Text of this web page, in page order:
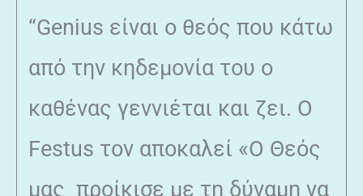
“Genius είναι ο θεός που κάτω
από την κηδεμονία του ο
καθένας γεννιέται και ζει. Ο
Festus τον αποκαλεί «Ο Θεός
μας προίκισε με τη δύναμη να